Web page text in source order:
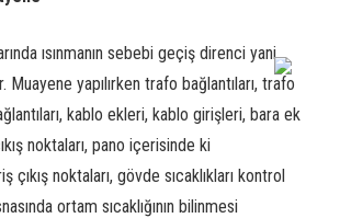
ısınmanın sebebi geçiş direnci yani
Muayene yapılırken trafo bağlantıları, trafo
kablo ekleri, kablo girişleri, bara ek
noktaları, pano içerisinde ki
çıkış noktaları, gövde sıcaklıkları kontrol
ortam sıcaklığının bilinmesi